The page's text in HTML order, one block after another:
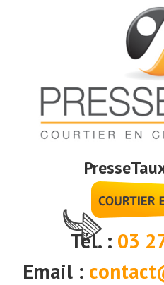
Tél. : 03
Email :